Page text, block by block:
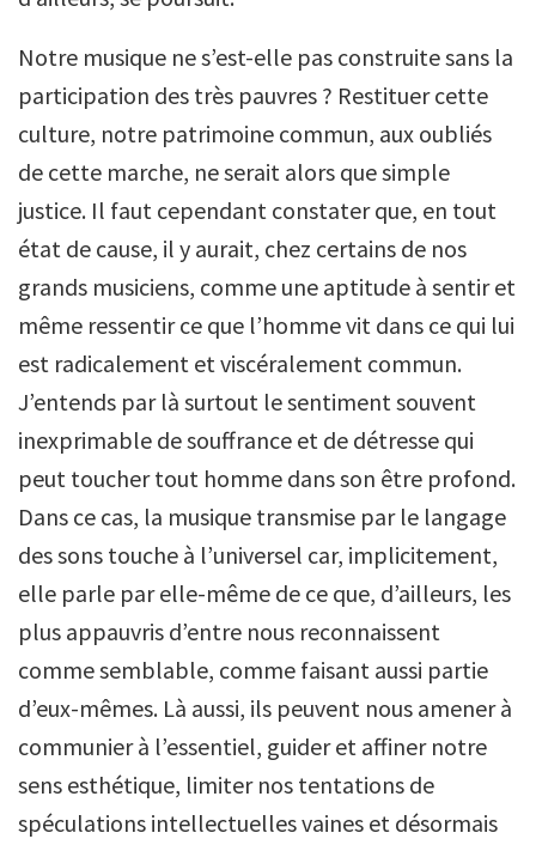
Notre musique ne s’est-elle pas construite sans la
participation des très pauvres ? Restituer cette
culture, notre patrimoine commun, aux oubliés
de cette marche, ne serait alors que simple
justice. Il faut cependant constater que, en tout
état de cause, il y aurait, chez certains de nos
grands musiciens, comme une aptitude à sentir et
même ressentir ce que l’homme vit dans ce qui lui
est radicalement et viscéralement commun.
J’entends par là surtout le sentiment souvent
inexprimable de souffrance et de détresse qui
peut toucher tout homme dans son être profond.
Dans ce cas, la musique transmise par le langage
des sons touche à l’universel car, implicitement,
elle parle par elle-même de ce que, d’ailleurs, les
plus appauvris d’entre nous reconnaissent
comme semblable, comme faisant aussi partie
d’eux-mêmes. Là aussi, ils peuvent nous amener à
communier à l’essentiel, guider et affiner notre
sens esthétique, limiter nos tentations de
spéculations intellectuelles vaines et désormais